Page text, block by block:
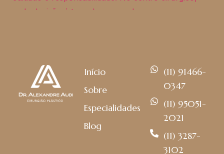
Início
Sobre
Especialidades
Blog
(11) 91466-
0347
(11) 95051-
2021
(11) 3287-
3102